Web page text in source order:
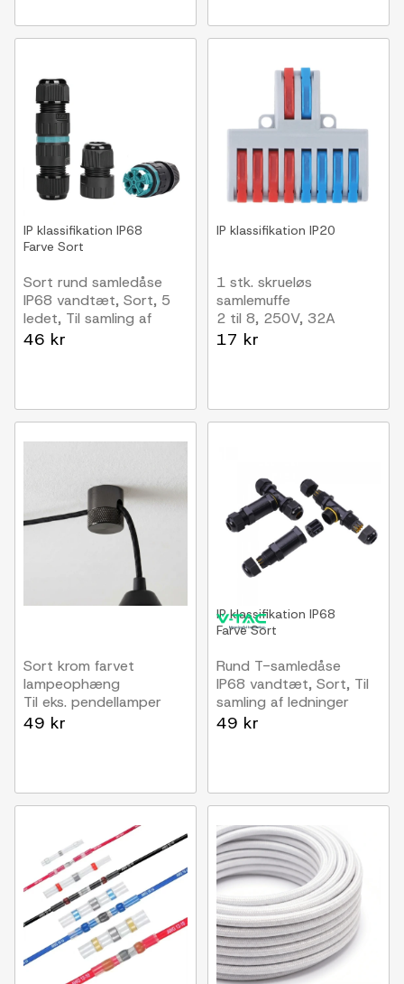
IP klassifikation IP68
Farve Sort
Sort rund samledåse
IP68 vandtæt, Sort, 5
ledet, Til samling af
ledninger, DALI/1-10V
46 kr
IP klassifikation IP20
1 stk. skrueløs
samlemuffe
2 til 8, 250V, 32A
17 kr
Sort krom farvet
lampeophæng
Til eks. pendellamper
49 kr
IP klassifikation IP68
FarveSort
Rund T-samledåse
IP68 vandtæt, Sort, Til
samling af ledninger
49 kr